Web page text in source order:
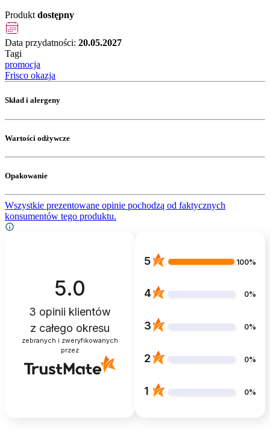
Produkt dostępny
Data przydatności: 20.05.2027
Tagi
promocja
Frisco okazja
Skład i alergeny
Wartości odżywcze
Opakowanie
Wszystkie prezentowane opinie pochodzą od faktycznych
konsumentów tego produktu.
5.0
3 opinii klientów
z całego okresu
zebranych i zweryfikowanych
przez
5 100%
4 0%
3 0%
2 0%
1 0%